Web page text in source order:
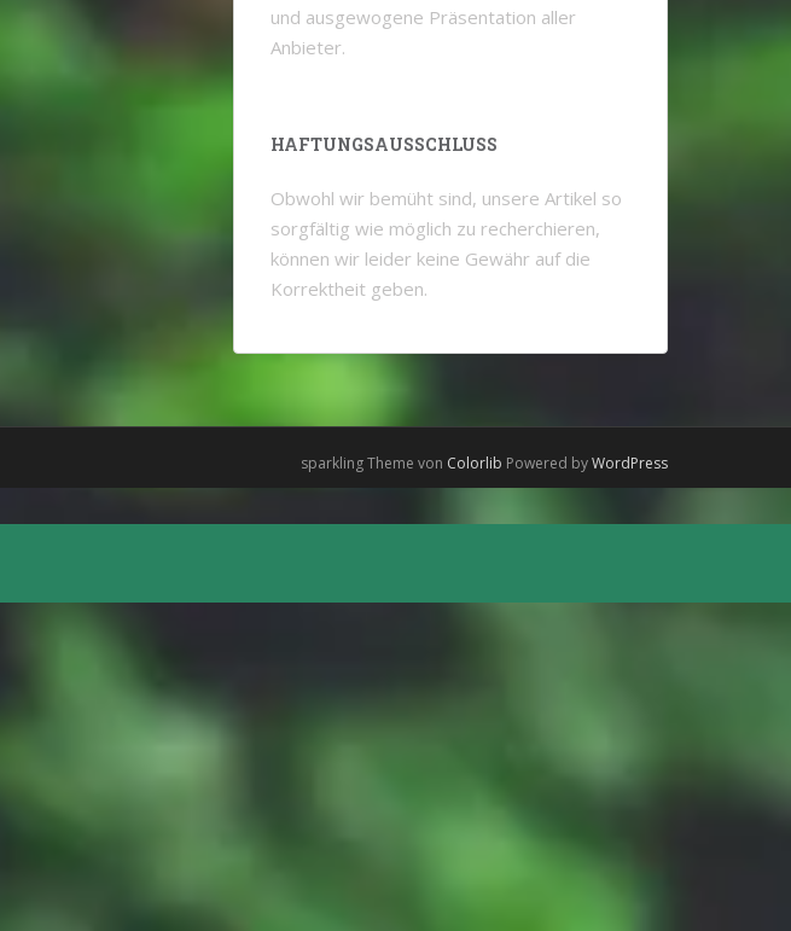
und ausgewogene Präsentation aller
Anbieter.
HAFTUNGSAUSSCHLUSS
Obwohl wir bemüht sind, unsere Artikel so
sorgfältig wie möglich zu recherchieren,
können wir leider keine Gewähr auf die
Korrektheit geben.
sparkling Theme von Colorlib Powered byWordPress